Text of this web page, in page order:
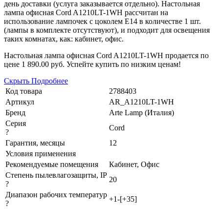
день доставки (услуга заказывается отдельно). Настольная
лампа офисная Cord A1210LT-1WH рассчитан на
использование лампочек с цоколем E14 в количестве 1 шт.
(лампы в комплекте отсутствуют), и подходит для освещения
таких комнатах, как: кабинет, офис.
Настольная лампа офисная Cord A1210LT-1WH продается по
цене 1 890.00 руб. Успейте купить по низким ценам!
Скрыть Подробнее
Код товара
2788403
Артикул
AR_A1210LT-1WH
Бренд
Arte Lamp (Италия)
Серия
?
Cord
Гарантия, месяцы
12
Условия применения
Рекомендуемые помещения
Кабинет, Офис
Степень пылевлагозащиты, IP
?
20
Диапазон рабочих температур
?
+1-[+35]